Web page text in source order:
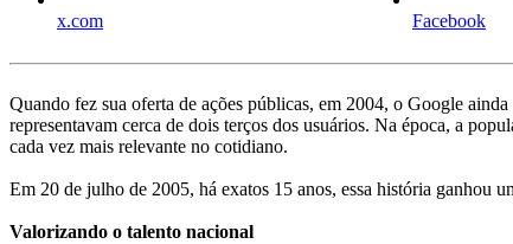
x.com Facebook
Quando fez sua oferta de ações públicas, em 2004, o Google
representavam cerca de dois terços dos usuários. Na época, a
cada vez mais relevante no cotidiano.
Em 20 de julho de 2005, há exatos 15 anos, essa história ganhou
Valorizando o talento nacional